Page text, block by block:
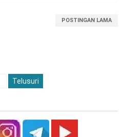
POSTINGAN LAMA